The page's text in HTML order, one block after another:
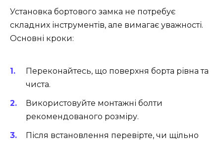
Установка бортового замка не потребує
складних інструментів, але вимагає уважності.
Основні кроки:
Переконайтесь, що поверхня борта рівна та
чиста.
Використовуйте монтажні болти
рекомендованого розміру.
Після встановлення перевірте, чи щільно